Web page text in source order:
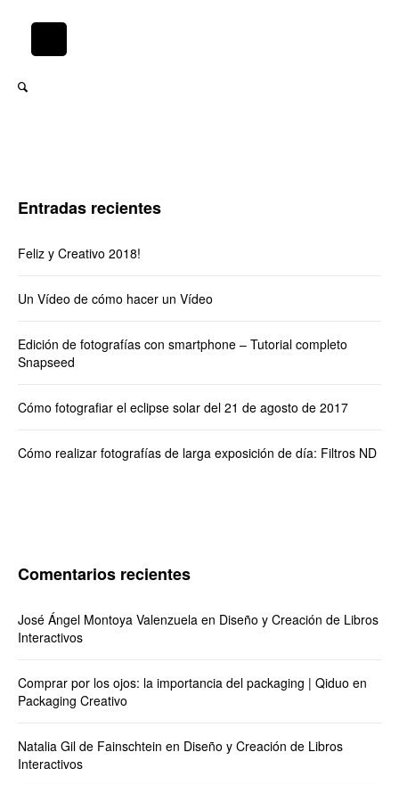
Entradas recientes
Feliz y Creativo 2018!
Un Vídeo de cómo hacer un Vídeo
Edición de fotografías con smartphone – Tutorial completo
Snapseed
Cómo fotografiar el eclipse solar del 21 de agosto de 2017
Cómo realizar fotografías de larga exposición de día: Filtros ND
Comentarios recientes
José Ángel Montoya Valenzuela en Diseño y Creación de Libros
Interactivos
Comprar por los ojos: la importancia del packaging | Qiduo en
Packaging Creativo
Natalia Gil de Fainschtein en Diseño y Creación de Libros
Interactivos